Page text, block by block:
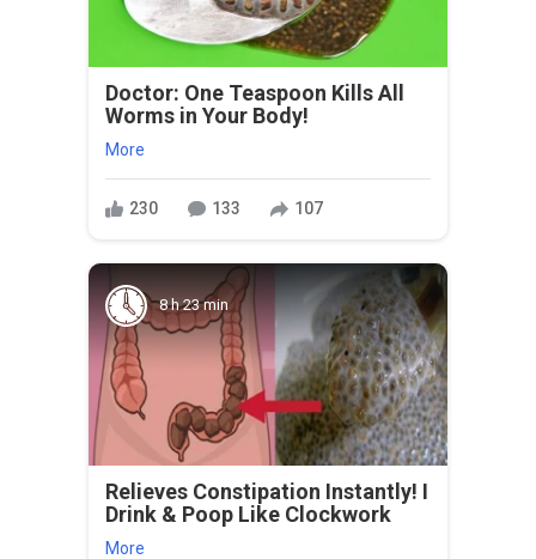
Doctor: One Teaspoon Kills All
Worms in Your Body!
More
230 133 107
8 h 23 min
Relieves Constipation Instantly! I
Drink & Poop Like Clockwork
More